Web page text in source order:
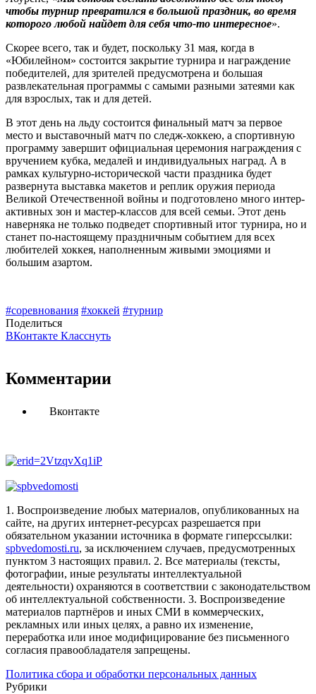
чтобы турнир превратился в большой праздник, во время
которого любой найдет для себя что‑то интересное».
Скорее всего, так и будет, поскольку 31 мая, когда в
«Юбилейном» состоится закрытие турнира и награждение
победителей, для зрителей предусмотрена и большая
развлекательная программы с самыми разными затеями как
для взрослых, так и для детей.
В этот день на льду состоится финальный матч за первое
место и выставочный матч по следж-хоккею, а спортивную
программу завершит официальная церемония награждения с
вручением кубка, медалей и индивидуальных наград. А в
рамках культурно-исторической части праздника будет
развернута выставка макетов и реплик оружия периода
Великой Отечественной войны и подготовлено много интер­
активных зон и мастер-классов для всей семьи. Этот день
наверняка не только подведет спортивный итог турнира, но и
станет по‑настоящему праздничным событием для всех
любителей хоккея, наполненным живыми эмоциями и
большим азартом.
#соревнования #хоккей #турнир
Поделиться
ВКонтакте Класснуть
Комментарии
Вконтакте
1. Воспроизведение любых материалов, опубликованных на
сайте, на других интернет-ресурсах разрешается при
обязательном указании источника в формате гиперссылки:
spbvedomosti.ru, за исключением случаев, предусмотренных
пунктом 3 настоящих правил. 2. Все материалы (тексты,
фотографии, иные результаты интеллектуальной
деятельности) охраняются в соответствии с законодательством
об интеллектуальной собственности. 3. Воспроизведение
материалов партнёров и иных СМИ в коммерческих,
рекламных или иных целях, а равно их изменение,
переработка или иное модифицирование без письменного
согласия правообладателя запрещены.
Политика сбора и обработки персональных данных
Рубрики